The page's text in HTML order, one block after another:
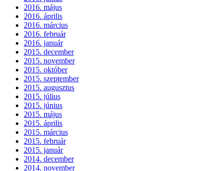
2016. május
2016. április
2016. március
2016. február
2016. január
2015. december
2015. november
2015. október
2015. szeptember
2015. augusztus
2015. július
2015. június
2015. május
2015. április
2015. március
2015. február
2015. január
2014. december
2014. november